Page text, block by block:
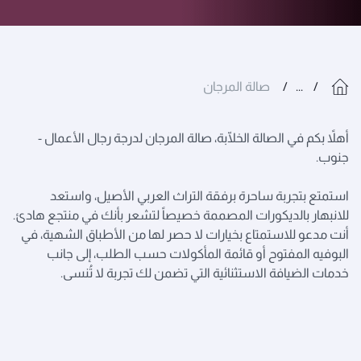
... صالة المرجان
أهلاً بكم في الصالة الخلّابة، صالة المرجان لدرجة رجال الأعمال -
جنوب.
استمتع بتجربة ساحرة برفقة التراث العربي الأصيل، واستعد
للانبهار بالديكورات المصممة خصيصاً لتشعر بأنك في منتجع هادئ.
أنت مدعو للاستمتاع بخيارات لا حصر لها من الأطباق الشهية، في
البوفيه المفتوح أو قائمة المأكولات حسب الطلب، إلى جانب
خدمات الضيافة الاستثنائية التي تضمن لك تجربة لا تُنسى.